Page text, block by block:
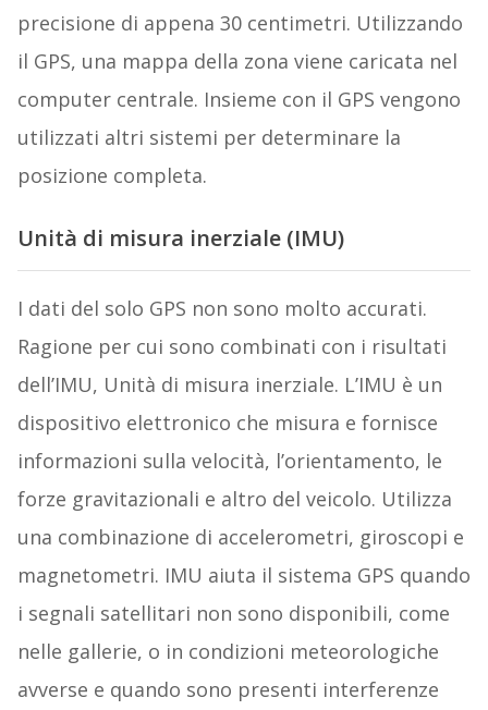
precisione di appena 30 centimetri. Utilizzando
il GPS, una mappa della zona viene caricata nel
computer centrale. Insieme con il GPS vengono
utilizzati altri sistemi per determinare la
posizione completa.
Unità di misura inerziale (IMU)
I dati del solo GPS non sono molto accurati.
Ragione per cui sono combinati con i risultati
dell’IMU, Unità di misura inerziale. L’IMU è un
dispositivo elettronico che misura e fornisce
informazioni sulla velocità, l’orientamento, le
forze gravitazionali e altro del veicolo. Utilizza
una combinazione di accelerometri, giroscopi e
magnetometri. IMU aiuta il sistema GPS quando
i segnali satellitari non sono disponibili, come
nelle gallerie, o in condizioni meteorologiche
avverse e quando sono presenti interferenze